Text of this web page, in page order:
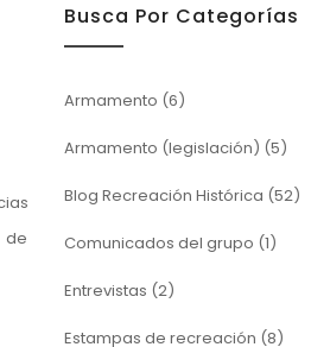
de
Busca Por Categorías
Armamento (6)
Armamento (legislación) (5)
Blog Recreación Histórica (52)
Comunicados del grupo (1)
Entrevistas (2)
Estampas de recreación (8)